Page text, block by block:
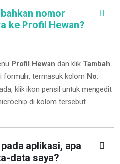
nomor
ke Profil Hewan?
Profil Hewan dan klik Tambah
formulir, termasuk kolom No.
klik ikon pensil untuk mengedit
di kolom tersebut.
aplikasi, apa
data saya?